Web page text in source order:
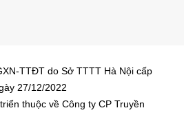
TTĐT do Sở TTTT Hà Nội cấp
27/12/2022
thuộc về Công ty CP Truyền